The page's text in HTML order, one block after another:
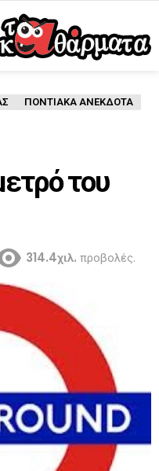
ΠΟΝΤΙΑΚΑ ΑΝΕΚΔΟΤΑ
του
314.4χιλ. προβολές.